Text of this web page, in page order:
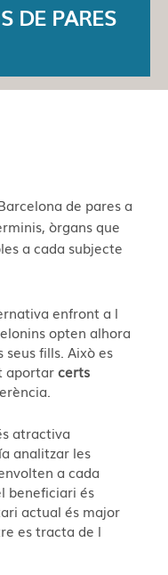
DE PARES
de pares a
òrgans que
a cada subjecte
enfront a l
opten alhora
fills. Això es
aportarcerts
atractiva
analitzar les
a cada
beneficiari és
actual és major
es tracta de l